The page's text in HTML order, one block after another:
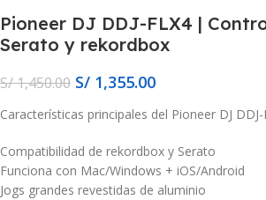
Pioneer DJ DDJ-FLX4 |
Serato y rekordbox
S/1,450.00 S/ 1,355.00
Características principales del Pioneer DJ DDJ-
Compatibilidad de rekordbox y Serato
Funciona con Mac/Windows + iOS/Android
Jogs grandes revestidas de aluminio